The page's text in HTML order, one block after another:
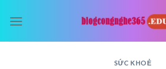
SỨC KHOẺ